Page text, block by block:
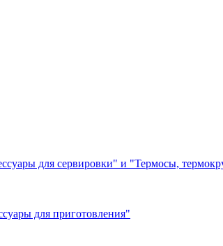
для сервировки" и "Термосы,
для приготовления"